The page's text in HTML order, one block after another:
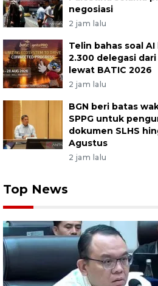
negosiasi
2 jam lalu
Telin bahas soal AI
2.300 delegasi
lewat BATIC 2026
2 jam lalu
BGN beri batas
SPPG untuk
dokumen SLHS
Agustus
2 jam lalu
Top News